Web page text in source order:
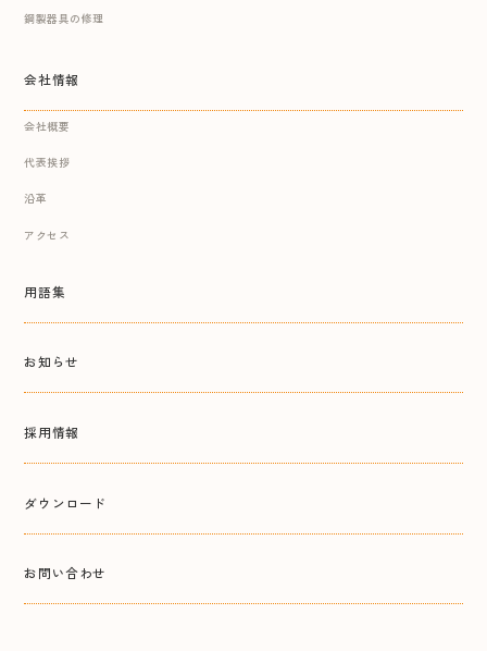
鋼製器具の修理
会社情報
会社概要
代表挨拶
沿革
アクセス
用語集
お知らせ
採用情報
ダウンロード
お問い合わせ